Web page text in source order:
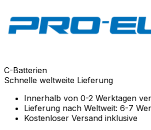
C-Batterien
Schnelle weltweite Lieferung
Innerhalb von 0-2 Werktagen
Lieferung nach Weltweit: 6-7
Kostenloser Versand inklusive